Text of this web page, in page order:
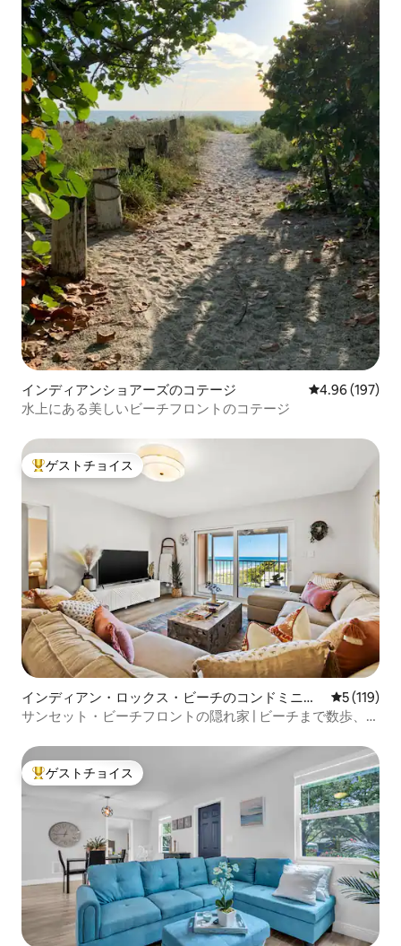
インディアンショアーズのコテージ レビュー197
4.96 (197)
水上にある美しいビーチフロントのコテージ
大好評のゲストチョイスです。
ゲストチョイス
インディアン・ロックス・ビーチのコンドミニア
ム
レビュー
5 (119)
サンセット・ビーチフロントの隠れ家 | ビーチまで数歩、5
大好評のゲストチョイスです。
ゲストチョイス